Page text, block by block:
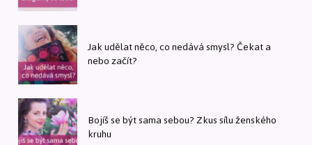
Jak udělat něco, co nedává smysl? Čekat a
nebo začít?
Bojíš se být sama sebou? Zkus sílu ženského
kruhu